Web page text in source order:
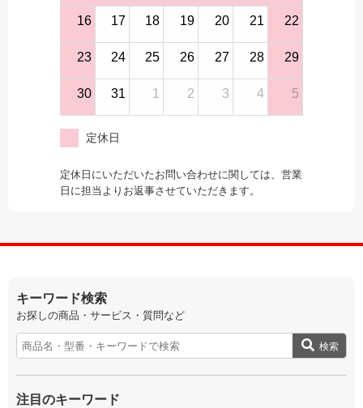
16 17 18 19 20 21 22
23 24 25 26 27 28 29
30 31 1 2 3 4 5
定休日
定休日にいただいたお問い合わせに関しては、営業
日に担当よりお返事させていただきます。
キーワード検索
お探しの商品・サービス・質問など
検索
注目のキーワード